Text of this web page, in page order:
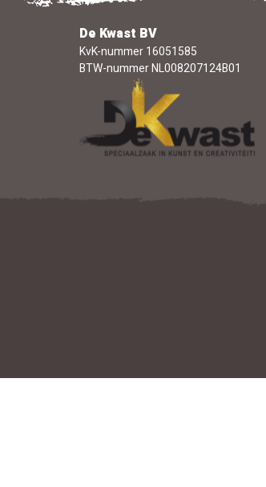
De Kwast BV
KvK-nummer 16051585
BTW-nummer NL008207124B01